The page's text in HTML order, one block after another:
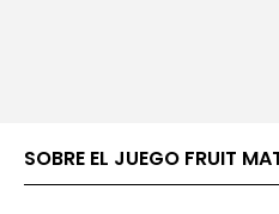
SOBRE EL JUEGO FRUIT